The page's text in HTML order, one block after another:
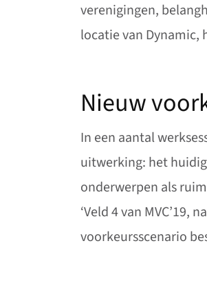
verenigingen,
locatie van Dynamic,
Nieuw
In een aantal
uitwerking: het
onderwerpen als
‘Veld 4 van
voorkeursscenario